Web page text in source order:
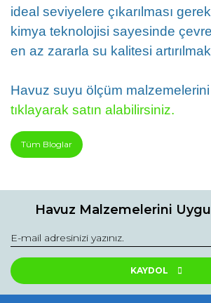
ideal seviyelere çıkarılması
kimya teknolojisi sayesinde
en az zararla su kalitesi
Havuz suyu ölçüm malzemelerini
tıklayarak satın alabilirsiniz.
Tüm Bloglar
Havuz Malzemelerini
KAYDOL